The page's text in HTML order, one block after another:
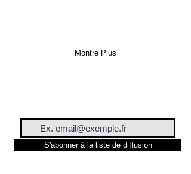
Montre Plus
S'abonner à la liste de diffusion